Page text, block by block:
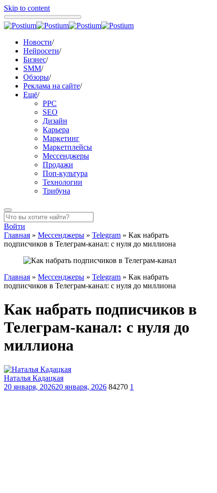
Skip to content
Новости/
Нейросети/
Бизнес/
SMM/
Обзоры/
Реклама на сайте/
Ещё/
PPC
SEO
Дизайн
Карьера
Маркетинг
Маркетплейсы
Мессенджеры
Продажи
Поп-культура
Технологии
Трибуна
Войти
Главная » Мессенджеры » Telegram » Как набрать
подписчиков в Телеграм-канал: с нуля до миллиона
Главная » Мессенджеры » Telegram » Как набрать
подписчиков в Телеграм-канал: с нуля до миллиона
Как набрать подписчиков в
Телеграм-канал: с нуля до
миллиона
Наталья Кадацкая
20 января, 202620 января, 2026 84270 1